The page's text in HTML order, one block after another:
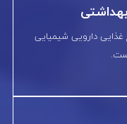
غذایی دارویی شیمیایی